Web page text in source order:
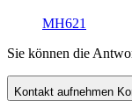
MH621
Sie können die
Kontakt aufnehmen